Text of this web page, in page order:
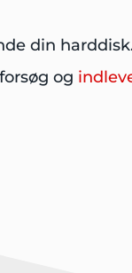
din
og